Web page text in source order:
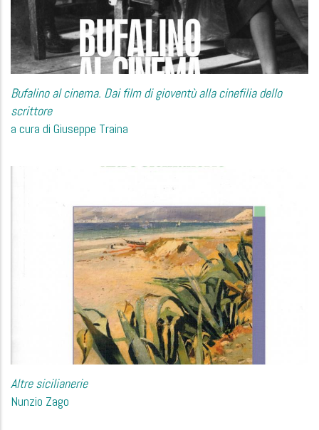
Bufalino al cinema. Dai film di gioventù alla cinefilia dello
scrittore
a cura di Giuseppe Traina
Altre sicilianerie
Nunzio Zago